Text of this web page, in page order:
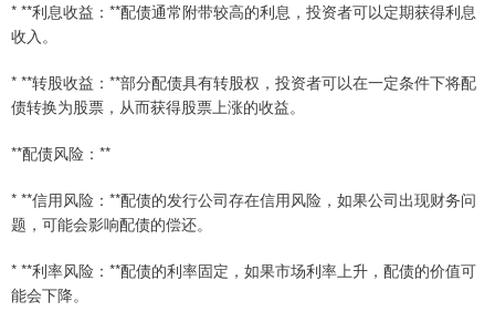
* **利息收益：**配债通常附带较高的利息，投资者可以定期获得利息
收入。
* **转股收益：**部分配债具有转股权，投资者可以在一定条件下将配
债转换为股票，从而获得股票上涨的收益。
**配债风险：**
* **信用风险：**配债的发行公司存在信用风险，如果公司出现财务问
题，可能会影响配债的偿还。
* **利率风险：**配债的利率固定，如果市场利率上升，配债的价值可
能会下降。